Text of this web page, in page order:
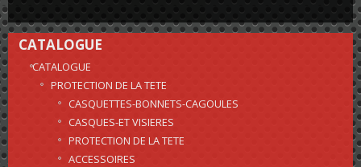
CATALOGUE
CATALOGUE
PROTECTION DE LA TETE
CASQUETTES-BONNETS-CAGOULES
CASQUES-ET VISIERES
PROTECTION DE LA TETE
ACCESSOIRES